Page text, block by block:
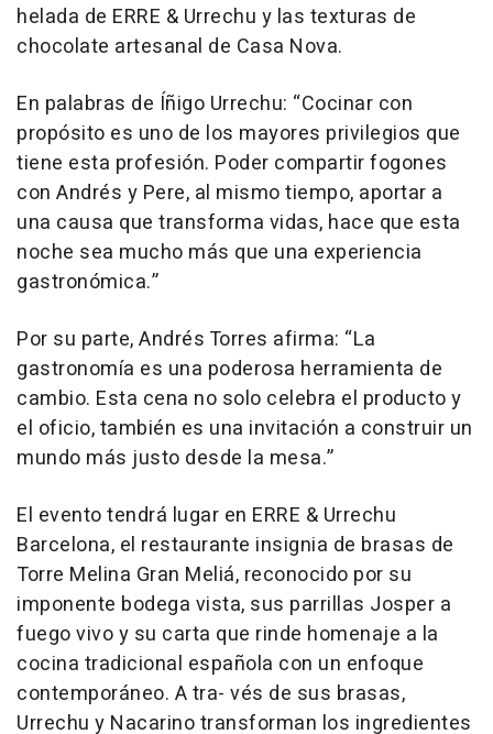
helada de ERRE & Urrechu y las texturas de
chocolate artesanal de Casa Nova.
En palabras de Íñigo Urrechu: “Cocinar con
propósito es uno de los mayores privilegios que
tiene esta profesión. Poder compartir fogones
con Andrés y Pere, al mismo tiempo, aportar a
una causa que transforma vidas, hace que esta
noche sea mucho más que una experiencia
gastronómica.”
Por su parte, Andrés Torres afirma: “La
gastronomía es una poderosa herramienta de
cambio. Esta cena no solo celebra el producto y
el oficio, también es una invitación a construir un
mundo más justo desde la mesa.”
El evento tendrá lugar en ERRE & Urrechu
Barcelona, el restaurante insignia de brasas de
Torre Melina Gran Meliá, reconocido por su
imponente bodega vista, sus parrillas Josper a
fuego vivo y su carta que rinde homenaje a la
cocina tradicional española con un enfoque
contemporáneo. A tra- vés de sus brasas,
Urrechu y Nacarino transforman los ingredientes